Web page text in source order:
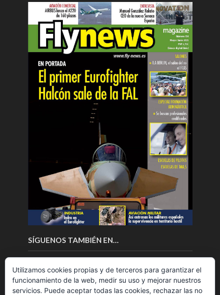
SÍGUENOS TAMBIÉN EN…
Utilizamos cookies propias y de terceros para garantizar el
funcionamiento de la web, medir su uso y mejorar nuestros
servicios. Puede aceptar todas las cookies, rechazar las no